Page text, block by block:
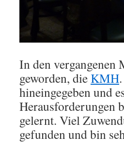
In den vergangenen
geworden, die KMH
hineingegeben und
Herausforderungen
gelernt. Viel
gefunden und bin